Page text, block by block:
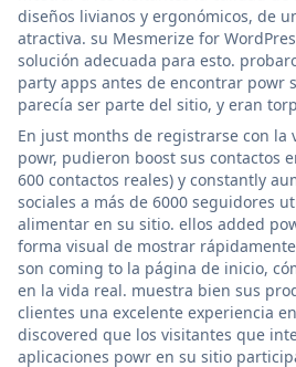
diseños livianos y ergonómicos, de
atractiva. su Mesmerize for
solución adecuada para esto.
party apps antes de encontrar powr
parecía ser parte del sitio, y eran
En just months de registrarse con la
powr, pudieron boost sus contactos
600 contactos reales) y constantly
sociales a más de 6000 seguidores
alimentar en su sitio. ellos added
forma visual de mostrar
son coming to la página de inicio,
en la vida real. muestra bien sus
clientes una excelente experiencia
discovered que los visitantes que
aplicaciones powr en su sitio